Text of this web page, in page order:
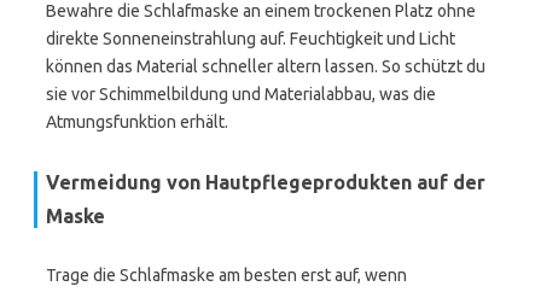
Bewahre die Schlafmaske an einem trockenen Platz ohne
direkte Sonneneinstrahlung auf. Feuchtigkeit und Licht
können das Material schneller altern lassen. So schützt du
sie vor Schimmelbildung und Materialabbau, was die
Atmungsfunktion erhält.
Vermeidung von Hautpflegeprodukten auf der
Maske
Trage die Schlafmaske am besten erst auf, wenn